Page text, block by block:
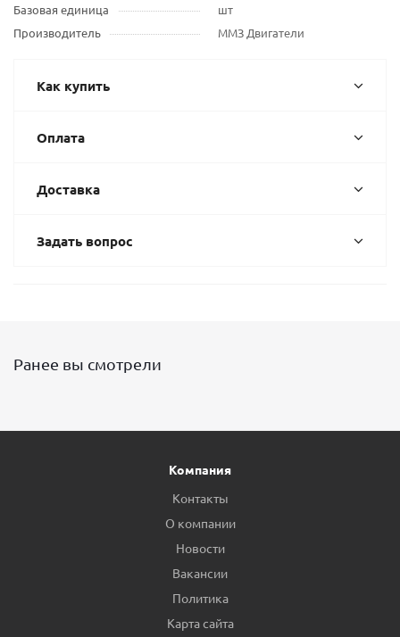
Базовая единица
шт
Производитель
ММЗ Двигатели
Как купить
Оплата
Доставка
Задать вопрос
Ранее вы смотрели
Компания
Контакты
О компании
Новости
Вакансии
Политика
Карта сайта